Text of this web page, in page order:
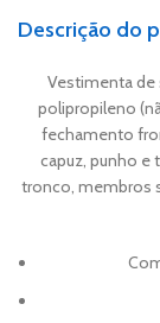
Descrição do
Vestimenta de
polipropileno
fechamento
capuz, punho e
tronco, membros